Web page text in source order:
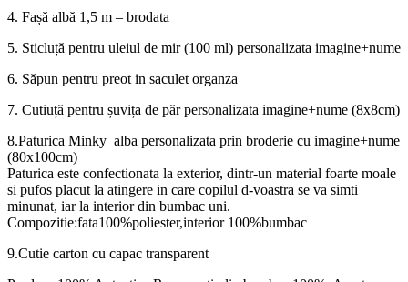
4. Fașă albă 1,5 m – brodata
5. Sticluță pentru uleiul de mir (100 ml) personalizata imagine+nume
6. Săpun pentru preot in saculet organza
7. Cutiuță pentru șuvița de păr personalizata imagine+nume (8x8cm)
8.Paturica Minky alba personalizata prin broderie cu imagine+nume
(80x100cm)
Paturica este confectionata la exterior, dintr-un material foarte moale
si pufos placut la atingere in care copilul d-voastra se va simti
minunat, iar la interior din bumbac uni.
Compozitie:fata100%poliester,interior 100%bumbac
9.Cutie carton cu capac transparent